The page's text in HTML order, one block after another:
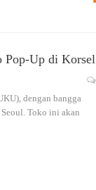
Pop-Up di Korsel
dengan bangga
Toko ini akan